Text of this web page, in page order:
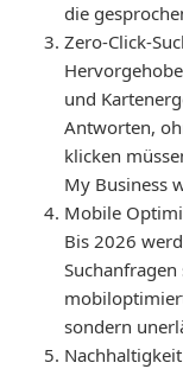
die
Zero-Click-
und
Antworten,
klicken
My Business
Mobile
Bis 2026
sondern